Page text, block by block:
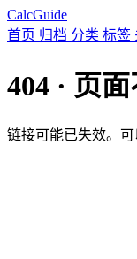
CalcGuide
首页 归档 分类 标签
404 · 页
链接可能已失效。